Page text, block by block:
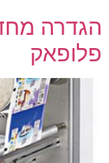
הגדרה
פלופאק